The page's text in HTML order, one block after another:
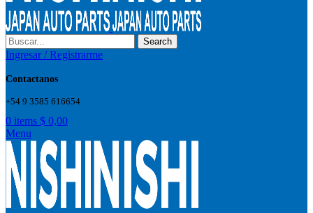
Search
Ingresar / Registrarme
Contactanos
+54 9 3585 616654
0 items $ 0,00
Menu